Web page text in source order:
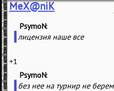
MeX@niK
PsymoN
лицензия наше все
+1
PsymoN
без нее на турнир не